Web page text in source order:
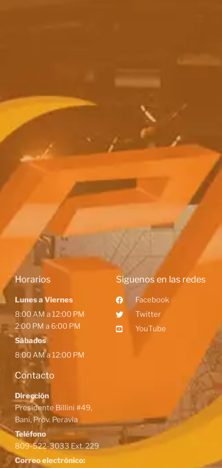
Horarios
Lunes a Viernes
8:00 AM a 12:00 PM
2:00 PM a 6:00 PM
Sábados
8:00 AM a 12:00 PM
Contacto
Dirección
Presidente Billini #49,
Baní, Prov. Peravia
Teléfono
809-522-3033 Ext. 229
Correo electrónico:
Siguenos en las redes
Facebook
Twitter
YouTube